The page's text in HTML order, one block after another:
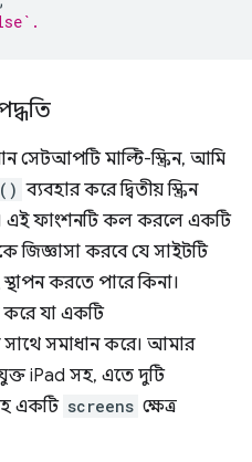
সেটআপটি মাল্টি-স্ক্রিন, আমি
ব্যবহার করে দ্বিতীয় স্ক্রিন
এই ফাংশনটি কল করলে একটি
জিজ্ঞাসা করবে যে সাইটটি
করতে পারে কিনা।
করে যা একটি
সমাধান করে। আমার
iPad সহ, এতে দুটি
একটি screens ক্ষেত্র